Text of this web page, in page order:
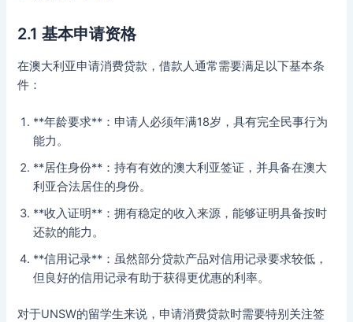
2.1 基本申请资格
在澳大利亚申请消费贷款，借款人通常需要满足以下基本条
件：
**年龄要求**：申请人必须年满18岁，具有完全民事行为
能力。
**居住身份**：持有有效的澳大利亚签证，并具备在澳大
利亚合法居住的身份。
**收入证明**：拥有稳定的收入来源，能够证明具备按时
还款的能力。
**信用记录**：虽然部分贷款产品对信用记录要求较低，
但良好的信用记录有助于获得更优惠的利率。
对于UNSW的留学生来说，申请消费贷款时需要特别关注签